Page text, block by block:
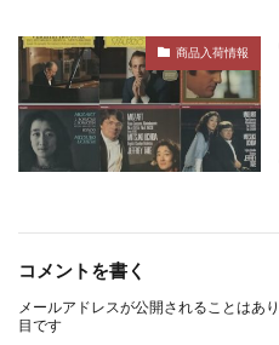
商品入荷情報
コメントを書く
メールアドレスが公開されることはあり
目です